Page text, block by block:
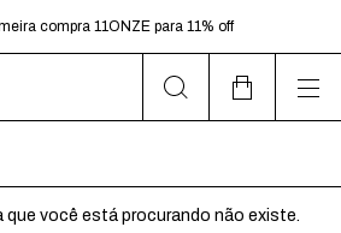
compra 11ONZE para 11% off
que você está procurando não existe.